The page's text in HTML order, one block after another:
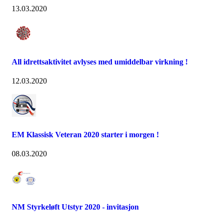
13.03.2020
All idrettsaktivitet avlyses med umiddelbar virkning !
12.03.2020
EM Klassisk Veteran 2020 starter i morgen !
08.03.2020
NM Styrkeløft Utstyr 2020 - invitasjon